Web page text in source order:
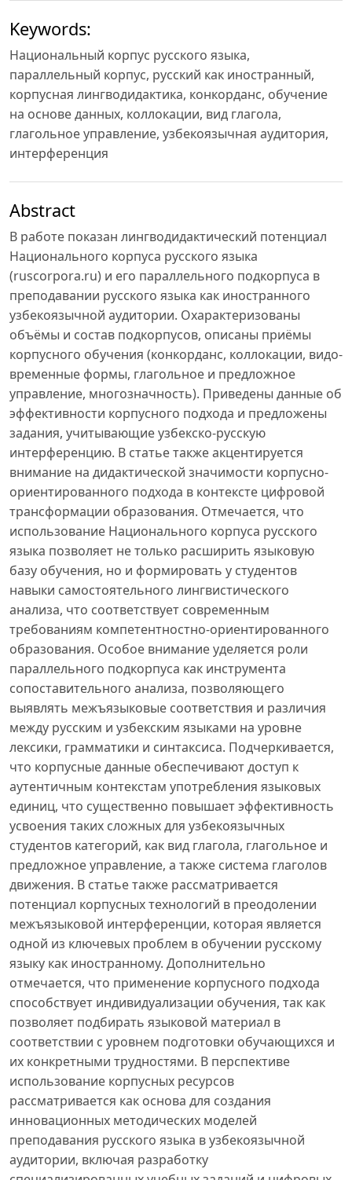
Keywords:
Национальный корпус русского языка,
параллельный корпус, русский как иностранный,
корпусная лингводидактика, конкорданс, обучение
на основе данных, коллокации, вид глагола,
глагольное управление, узбекоязычная аудитория,
интерференция
Abstract
В работе показан лингводидактический потенциал
Национального корпуса русского языка
(ruscorpora.ru) и его параллельного подкорпуса в
преподавании русского языка как иностранного
узбекоязычной аудитории. Охарактеризованы
объёмы и состав подкорпусов, описаны приёмы
корпусного обучения (конкорданс, коллокации, видо-
временные формы, глагольное и предложное
управление, многозначность). Приведены данные об
эффективности корпусного подхода и предложены
задания, учитывающие узбекско-русскую
интерференцию. В статье также акцентируется
внимание на дидактической значимости корпусно-
ориентированного подхода в контексте цифровой
трансформации образования. Отмечается, что
использование Национального корпуса русского
языка позволяет не только расширить языковую
базу обучения, но и формировать у студентов
навыки самостоятельного лингвистического
анализа, что соответствует современным
требованиям компетентностно-ориентированного
образования. Особое внимание уделяется роли
параллельного подкорпуса как инструмента
сопоставительного анализа, позволяющего
выявлять межъязыковые соответствия и различия
между русским и узбекским языками на уровне
лексики, грамматики и синтаксиса. Подчеркивается,
что корпусные данные обеспечивают доступ к
аутентичным контекстам употребления языковых
единиц, что существенно повышает эффективность
усвоения таких сложных для узбекоязычных
студентов категорий, как вид глагола, глагольное и
предложное управление, а также система глаголов
движения. В статье также рассматривается
потенциал корпусных технологий в преодолении
межъязыковой интерференции, которая является
одной из ключевых проблем в обучении русскому
языку как иностранному. Дополнительно
отмечается, что применение корпусного подхода
способствует индивидуализации обучения, так как
позволяет подбирать языковой материал в
соответствии с уровнем подготовки обучающихся и
их конкретными трудностями. В перспективе
использование корпусных ресурсов
рассматривается как основа для создания
инновационных методических моделей
преподавания русского языка в узбекоязычной
аудитории, включая разработку